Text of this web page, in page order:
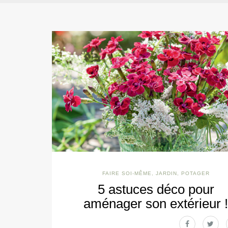
FAIRE SOI-MÊME JARDIN POTAGER
5 astuces déco pour
aménager son extérieur !